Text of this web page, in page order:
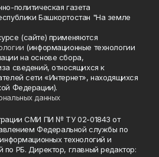
политическая газета
Башкортостан "На земле
(сайте) применяются
(информационные технологии
на основе сбора,
сведений, относящихся к
сети «Интернет», находящихся
Федерации).
данных
СМИ ПИ № ТУ 02-01843 от
Федеральной службы по
технологий и
РБ. Директор, главный редактор: